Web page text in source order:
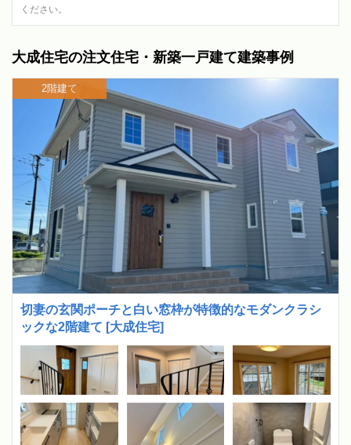
ください。
大成住宅の注文住宅・新築一戸建て建築事例
切妻の玄関ポーチと白い窓枠が特徴的なモダンクラシ
ックな2階建て [大成住宅]
2階建て